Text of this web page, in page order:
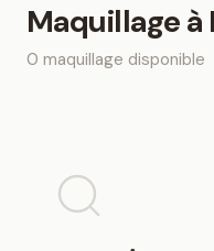
Maquillageà
0 maquillage disponible